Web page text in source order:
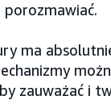
porozmawiać.
ma
zauważać i